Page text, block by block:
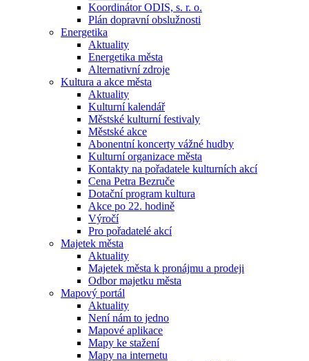
Koordinátor ODIS, s. r. o.
Plán dopravní obslužnosti
Energetika
Aktuality
Energetika města
Alternativní zdroje
Kultura a akce města
Aktuality
Kulturní kalendář
Městské kulturní festivaly
Městské akce
Abonentní koncerty vážné hudby
Kulturní organizace města
Kontakty na pořadatele kulturních akcí
Cena Petra Bezruče
Dotační program kultura
Akce po 22. hodině
Výročí
Pro pořadatelé akcí
Majetek města
Aktuality
Majetek města k pronájmu a prodeji
Odbor majetku města
Mapový portál
Aktuality
Není nám to jedno
Mapové aplikace
Mapy ke stažení
Mapy na internetu